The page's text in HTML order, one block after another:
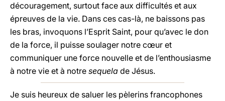
découragement, surtout face aux difficultés et aux
épreuves de la vie. Dans ces cas-là, ne baissons pas
les bras, invoquons l’Esprit Saint, pour qu’avec le don
de la force, il puisse soulager notre cœur et
communiquer une force nouvelle et de l’enthousiasme
à notre vie et à notre sequela de Jésus.
Je suis heureux de saluer les pèlerins francophones